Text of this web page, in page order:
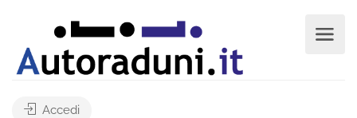
Accedi